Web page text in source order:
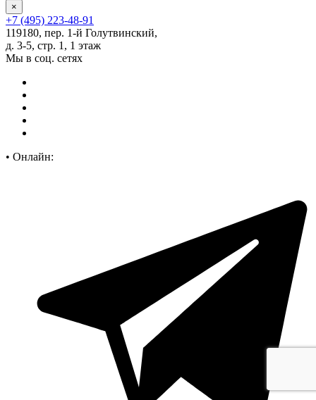
×
+7 (495) 223-48-91
119180, пер. 1-й Голутвинский,
д. 3-5, стр. 1, 1 этаж
Мы в соц. сетях
• Онлайн: